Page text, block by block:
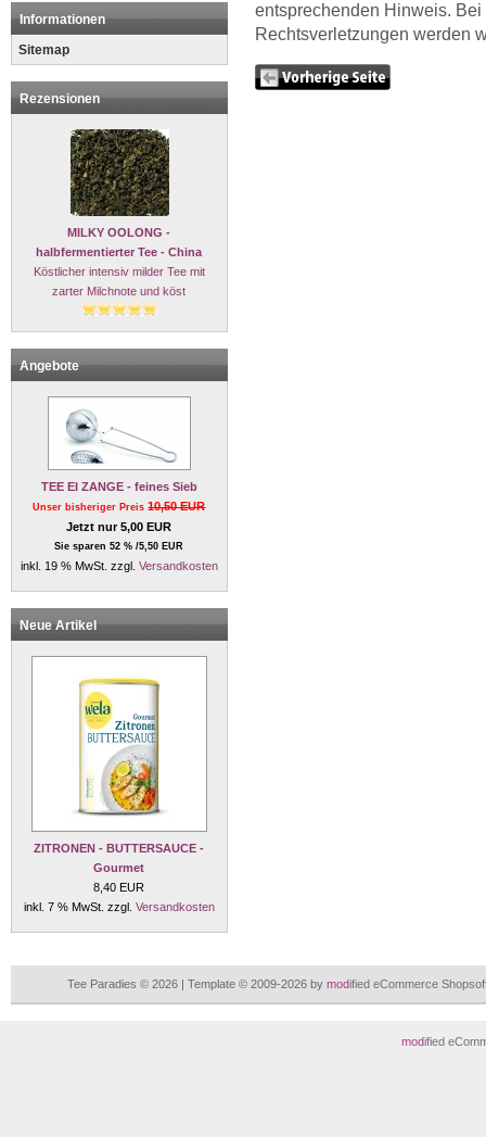
Informationen
Sitemap
Rezensionen
MILKY OOLONG -
halbfermentierter Tee - China
Köstlicher intensiv milder Tee mit
zarter Milchnote und köst
Angebote
TEE EI ZANGE - feines Sieb
Unser bisheriger Preis10,50 EUR
Jetzt nur 5,00 EUR
Sie sparen 52 % /5,50 EUR
inkl. 19 % MwSt. zzgl. Versandkosten
Neue Artikel
ZITRONEN - BUTTERSAUCE -
Gourmet
8,40 EUR
inkl. 7 % MwSt. zzgl. Versandkosten
entsprechenden Hinweis.
Rechtsverletzungen werden
Tee Paradies © 2026 | Template © 2009-2026 by modified eCommerce
modified